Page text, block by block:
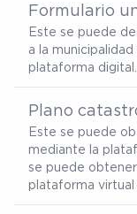
Formulario
Este se puede
a la
plataforma digital.
Plano
Este se puede
mediante la
se puede
plataforma virtual